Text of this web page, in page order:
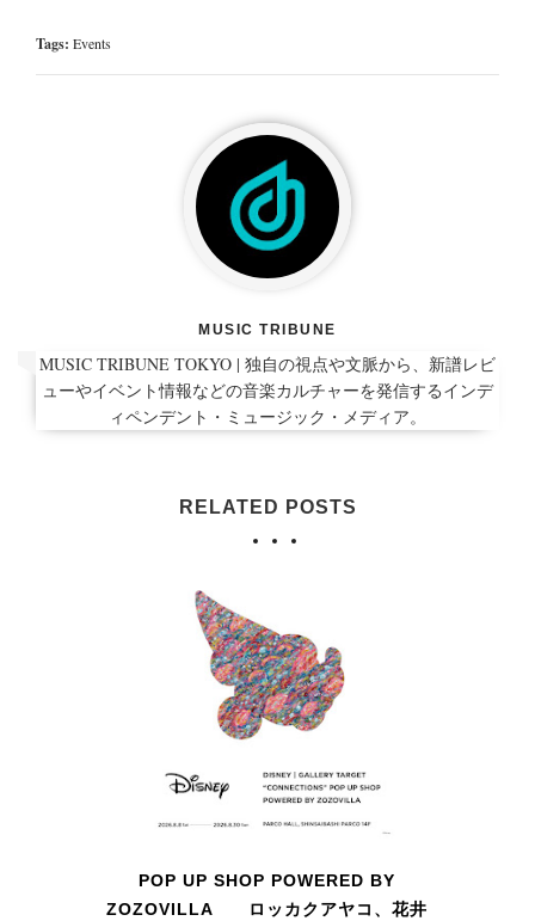
Tags: Events
MUSIC TRIBUNE
MUSIC TRIBUNE TOKYO | 独自の視点や文脈から、新譜レビ
ューやイベント情報などの音楽カルチャーを発信するインデ
ィペンデント・ミュージック・メディア。
RELATED POSTS
POP UP SHOP POWERED BY
ZOZOVILLA ロッカクアヤコ、花井